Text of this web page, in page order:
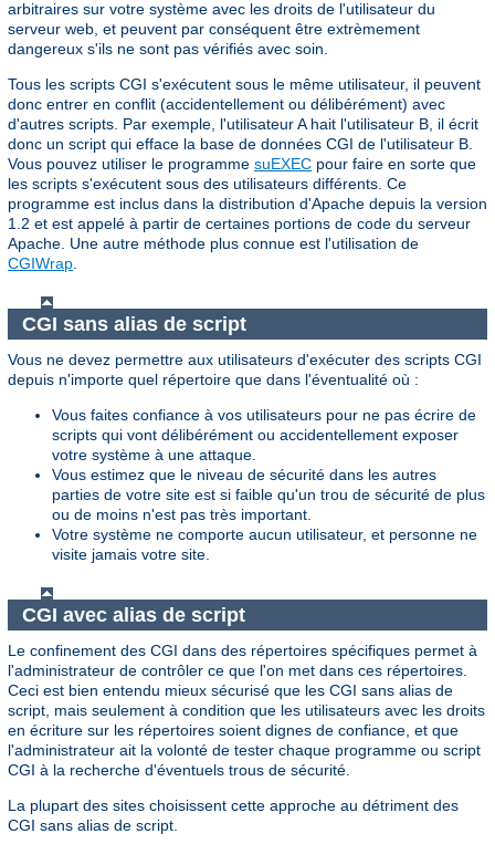
arbitraires sur votre système avec les droits de l'utilisateur du
serveur web, et peuvent par conséquent être extrèmement
dangereux s'ils ne sont pas vérifiés avec soin.
Tous les scripts CGI s'exécutent sous le même utilisateur, il peuvent
donc entrer en conflit (accidentellement ou délibérément) avec
d'autres scripts. Par exemple, l'utilisateur A hait l'utilisateur B, il écrit
donc un script qui efface la base de données CGI de l'utilisateur B.
Vous pouvez utiliser le programme suEXEC pour faire en sorte que
les scripts s'exécutent sous des utilisateurs différents. Ce
programme est inclus dans la distribution d'Apache depuis la version
1.2 et est appelé à partir de certaines portions de code du serveur
Apache. Une autre méthode plus connue est l'utilisation de
CGIWrap
CGI sans alias de script
Vous ne devez permettre aux utilisateurs d'exécuter des scripts CGI
depuis n'importe quel répertoire que dans l'éventualité où :
Vous faites confiance à vos utilisateurs pour ne pas écrire de
scripts qui vont délibérément ou accidentellement exposer
votre système à une attaque.
Vous estimez que le niveau de sécurité dans les autres
parties de votre site est si faible qu'un trou de sécurité de plus
ou de moins n'est pas très important.
Votre système ne comporte aucun utilisateur, et personne ne
visite jamais votre site.
CGI avec alias de script
Le confinement des CGI dans des répertoires spécifiques permet à
l'administrateur de contrôler ce que l'on met dans ces répertoires.
Ceci est bien entendu mieux sécurisé que les CGI sans alias de
script, mais seulement à condition que les utilisateurs avec les droits
en écriture sur les répertoires soient dignes de confiance, et que
l'administrateur ait la volonté de tester chaque programme ou script
CGI à la recherche d'éventuels trous de sécurité.
La plupart des sites choisissent cette approche au détriment des
CGI sans alias de script.